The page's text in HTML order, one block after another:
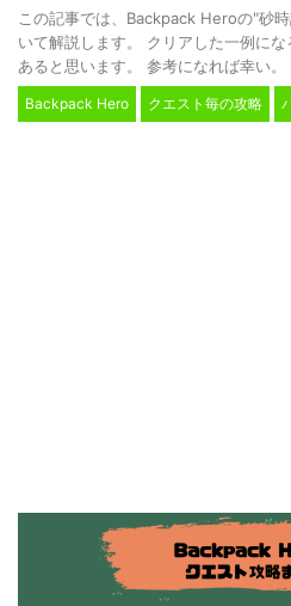
この記事では、Backpack Heroの"砂
いて解説します。 クリアした一例に
あると思います。 参考になれば幸い
Backpack Hero クエスト毎の攻略